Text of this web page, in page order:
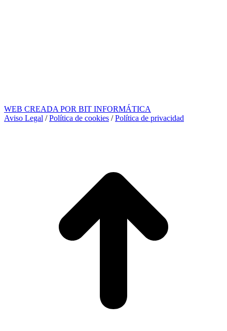
WEB CREADA POR BIT INFORMÁTICA
Aviso Legal /Política de cookies /Política de privacidad